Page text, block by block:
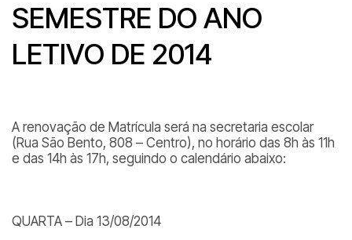
SEMESTRE DO ANO
LETIVO DE 2014
A renovação de Matrícula será na secretaria escolar
(Rua São Bento, 808 – Centro), no horário das 8h às 11h
e das 14h às 17h, seguindo o calendário abaixo:
QUARTA – Dia 13/08/2014